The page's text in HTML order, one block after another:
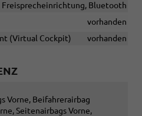
Freisprecheinrichtung, Bluetooth
vorhanden
(Virtual Cockpit)
vorhanden
Vorne, Beifahrerairbag
Seitenairbags Vorne,